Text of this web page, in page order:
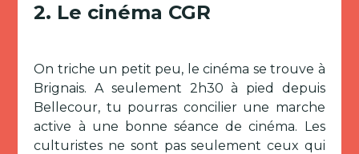
2. Le cinéma CGR
On triche un petit peu, le cinéma se trouve à
Brignais. A seulement 2h30 à pied depuis
Bellecour, tu pourras concilier une marche
active à une bonne séance de cinéma. Les
culturistes ne sont pas seulement ceux qui